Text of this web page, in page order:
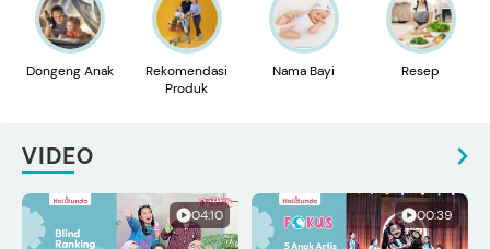
Dongeng Anak
Rekomendasi
Produk
Nama Bayi Resep
VIDEO
04:10 00:39